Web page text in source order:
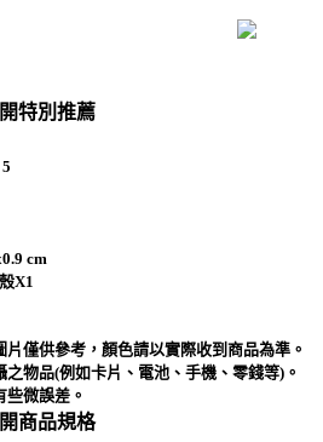
特別推薦
cm
X1
片僅供參考，顏色請以實際收到商品為準。
物品(例如卡片、電池、手機、零錢等)。
些微誤差。
商品規格